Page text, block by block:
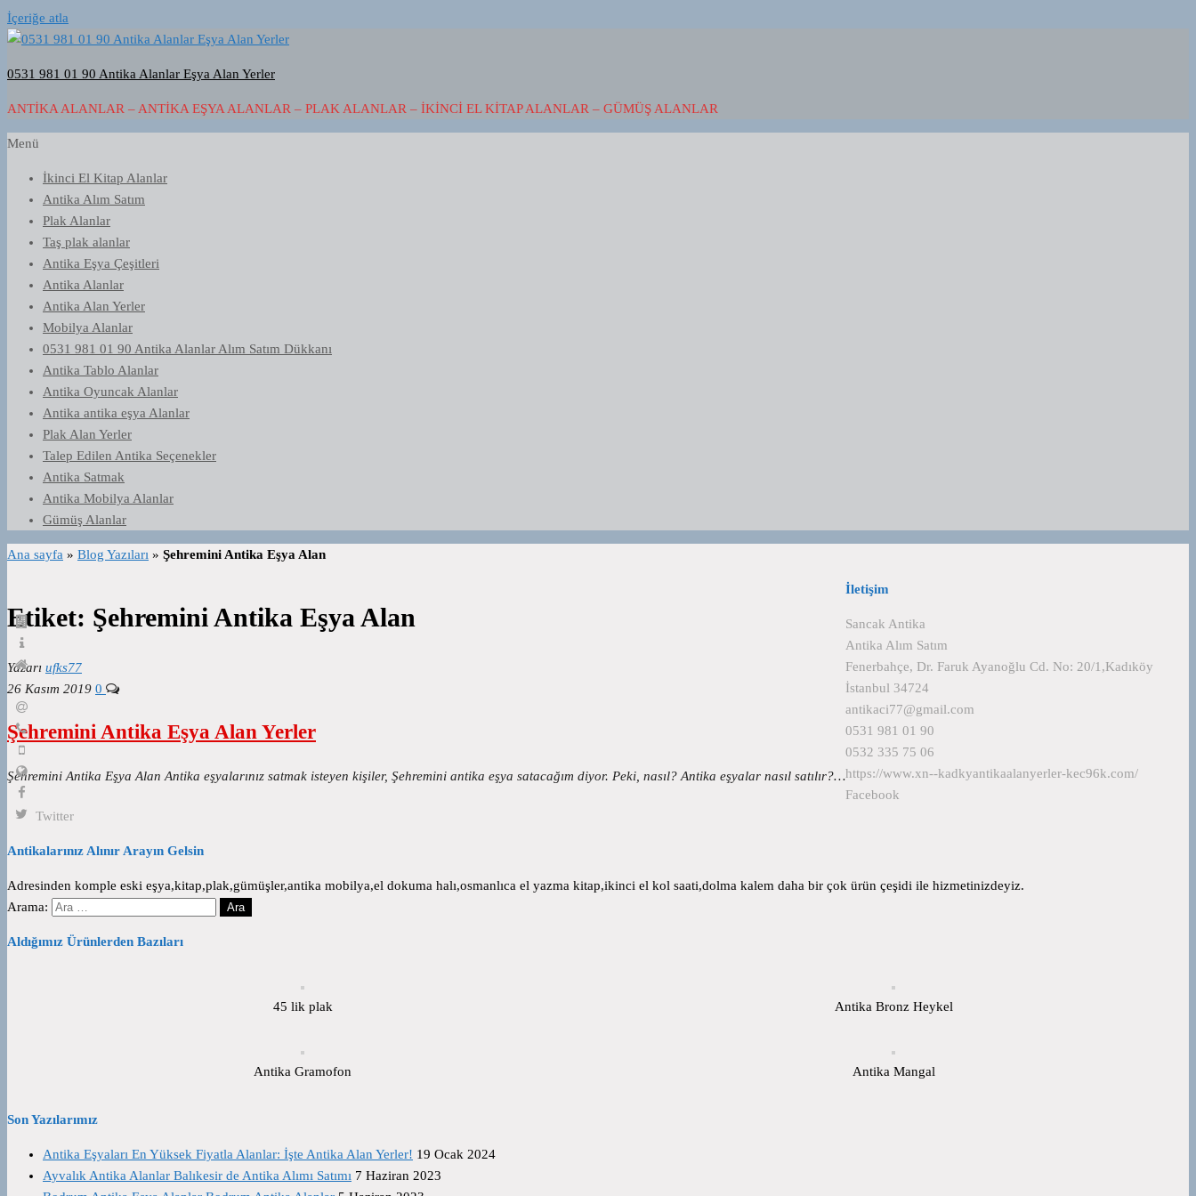
İçeriğe atla
0531 981 01 90 Antika Alanlar Eşya Alan Yerler
ANTIKA ALANLAR – ANTIKA EŞYA ALANLAR – PLAK ALANLAR – İKINCI EL KITAP ALANLAR – GÜMÜŞ ALANLAR
Menü
İkinci El Kitap Alanlar
Antika Alım Satım
Plak Alanlar
Taş plak alanlar
Antika Eşya Çeşitleri
Antika Alanlar
Antika Alan Yerler
Mobilya Alanlar
0531 981 01 90 Antika Alanlar Alım Satım Dükkanı
Antika Tablo Alanlar
Antika Oyuncak Alanlar
Antika antika eşya Alanlar
Plak Alan Yerler
Talep Edilen Antika Seçenekler
Antika Satmak
Antika Mobilya Alanlar
Gümüş Alanlar
Ana sayfa » Blog Yazıları » Şehremini Antika Eşya Alan
Etiket: Şehremini Antika Eşya Alan
Yazarı ufks77
26 Kasım 2019 0
Şehremini Antika Eşya Alan Yerler
Şehremini Antika Eşya Alan Antika eşyalarınız satmak isteyen kişiler, Şehremini antika eşya satacağım diyor. Peki, nasıl? Antika eşyalar nasıl satılır?…
İletişim
Sancak Antika
Antika Alım Satım
Fenerbahçe, Dr. Faruk Ayanoğlu Cd. No: 20/1,Kadıköy
İstanbul 34724
antikaci77@gmail.com
0531 981 01 90
0532 335 75 06
https://www.xn--kadkyantikaalanyerler-kec96k.com/
Facebook
Twitter
Antikalarınız Alınır Arayın Gelsin
Adresinden komple eski eşya,kitap,plak,gümüşler,antika mobilya,el dokuma halı,osmanlıca el yazma kitap,ikinci el kol saati,dolma kalem daha bir çok ürün çeşidi ile hizmetinizdeyiz.
Arama:
Aldığımız Ürünlerden Bazıları
45 lik plak Antika Bronz Heykel
Antika Gramofon Antika Mangal
Son Yazılarımız
Antika Eşyaları En Yüksek Fiyatla Alanlar: İşte Antika Alan Yerler! 19 Ocak 2024
Ayvalık Antika Alanlar Balıkesir de Antika Alımı Satımı 7 Haziran 2023